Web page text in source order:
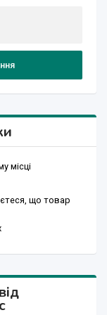
місці
що товар